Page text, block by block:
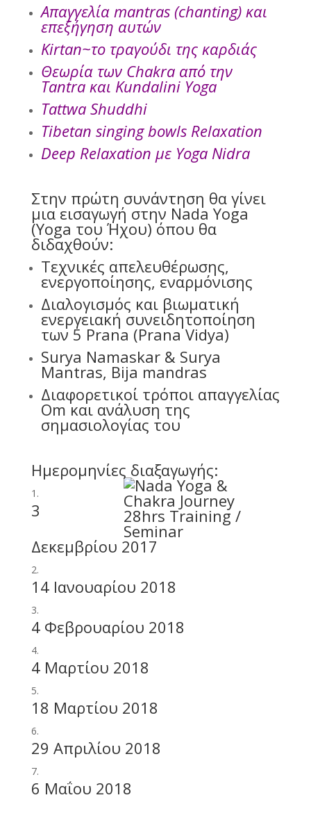
Απαγγελία mantras (chanting) και
επεξήγηση αυτών
Kirtan~το τραγούδι της καρδιάς
Θεωρία των Chakra από την
Tantra και Kundalini Yoga
Tattwa Shuddhi
Tibetan singing bowls Relaxation
Deep Relaxation με Yoga Nidra
Στην πρώτη συνάντηση θα γίνει
μια εισαγωγή στην Nada Yoga
(Yoga του Ήχου) όπου θα
διδαχθούν:
Τεχνικές απελευθέρωσης,
ενεργοποίησης, εναρμόνισης
Διαλογισμός και βιωματική
ενεργειακή συνειδητοποίηση
των 5 Prana (Prana Vidya)
Surya Namaskar & Surya
Mantras, Bija mandras
Διαφορετικοί τρόποι απαγγελίας
Om και ανάλυση της
σημασιολογίας του
Ημερομηνίες διαξαγωγής:
3
Δεκεμβρίου 2017
14 Ιανουαρίου 2018
4 Φεβρουαρίου 2018
4 Μαρτίου 2018
18 Μαρτίου 2018
29 Απριλίου 2018
6 Μαΐου 2018